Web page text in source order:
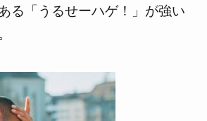
る「うるせーハゲ！」が強い